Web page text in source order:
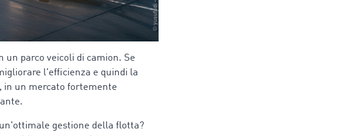
un parco veicoli di camion. Se
l'efficienza e quindi la
in un mercato fortemente
gestione della flotta?